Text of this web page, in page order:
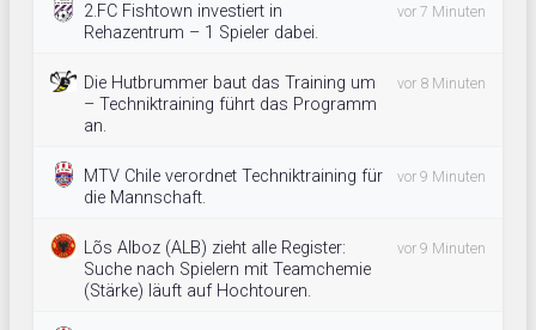
2.FC Fishtown investiert in
Rehazentrum – 1 Spieler dabei.
vor 7 Minuten
Die Hutbrummer baut das Training um
– Techniktraining führt das Programm
an.
vor 8 Minuten
MTV Chile verordnet Techniktraining für
die Mannschaft.
vor 9 Minuten
Lõs Alboz (ALB) zieht alle Register:
Suche nach Spielern mit Teamchemie
(Stärke) läuft auf Hochtouren.
vor 9 Minuten